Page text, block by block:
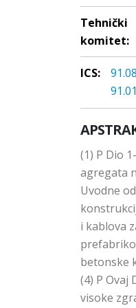
Tehnički
komitet:
ICS:
(1) P Dio
agregata
Uvodne
i kablova
betonske
(4) P
visoke